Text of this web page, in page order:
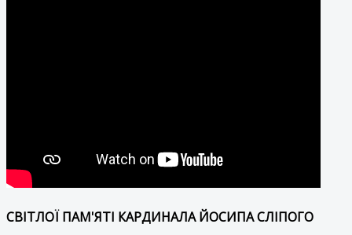
СВІТЛОЇ ПАМ'ЯТІ КАРДИНАЛА ЙОСИПА СЛІПОГО